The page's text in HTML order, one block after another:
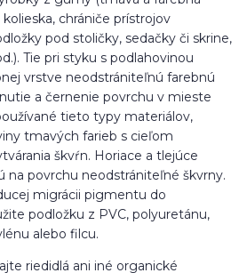
chrániče prístrojov
pod stoličky, sedačky či skrine,
Tie pri styku s podlahovinou
vrstve neodstrániteľnú farebnú
a černenie povrchu v mieste
tieto typy materiálov,
tmavých farieb s cieľom
škvŕn. Horiace a tlejúce
na povrchu neodstrániteľné škvrny.
migrácii pigmentu do
podložku z PVC, polyuretánu,
alebo filcu.
riedidlá ani iné organické